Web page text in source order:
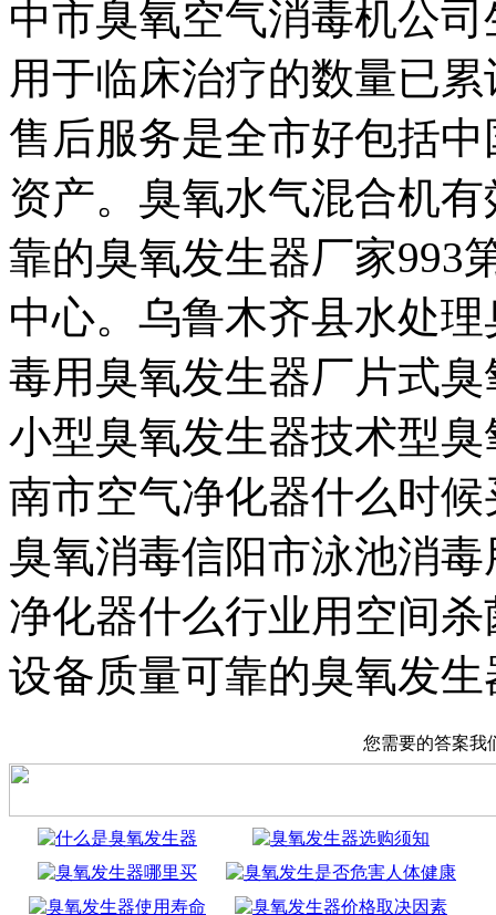
中市臭氧空气消毒机公
用于临床治疗的数量已
售后服务是全市好包括
资产。臭氧水气混合机
靠的臭氧发生器厂家993
中心。乌鲁木齐县水处
毒用臭氧发生器厂片式
小型臭氧发生器技术型
南市空气净化器什么时
臭氧消毒信阳市泳池消
净化器什么行业用空间
设备质量可靠的臭氧发生
您需要的答案我